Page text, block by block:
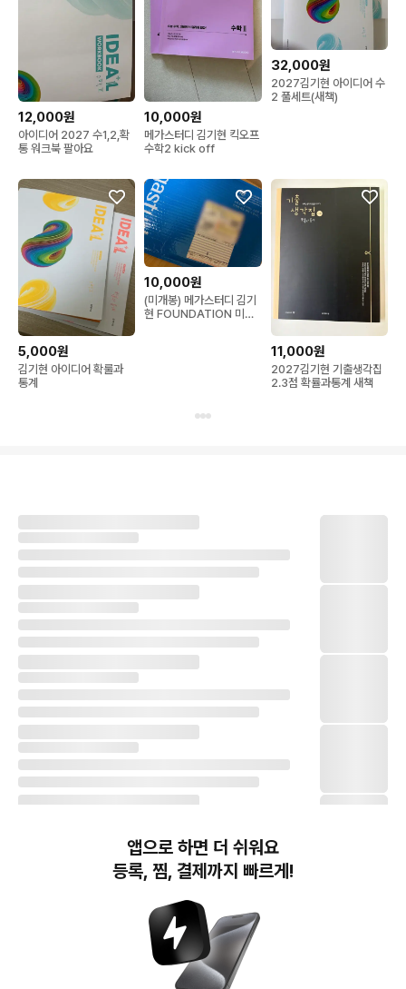
12,000원
아이디어 2027 수1,2,확
통 워크북 팔아요
10,000원
메가스터디 김기현 킥오프
수학2 kick off
32,000원
2027김기현 아이디어 수
2 풀세트(새책)
5,000원
김기현 아이디어 확룰과
통계
10,000원
(미개봉) 메가스터디 김기
현 FOUNDATION 미적
11,000원
2027김기현 기출생각집
2.3점 확률과통계 새책
번개장터(주) 사업자정보, 이용약관 및 기타 법적고지
번개장터㈜는 통신판매중개자이며, 통신판매의 당사자가 아닙니다. 전자상거래 등에서의
소비자보호에 관한 법률 등 관련 법령 및 번개장터㈜의 약관에 따라 상품, 상품정보, 거래에 관한 책임은
앱으로 하면 더 쉬워요
등록, 찜, 결제까지 빠르게!